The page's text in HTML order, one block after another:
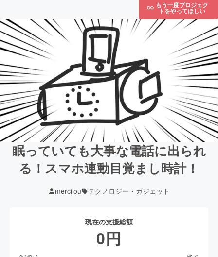
もう一度プロジェク
トをやってほしい
眠っていても大事な電話に出られ
る！スマホ連動目覚まし時計！
mercilou テクノロジー・ガジェット
現在の支援総額
0円